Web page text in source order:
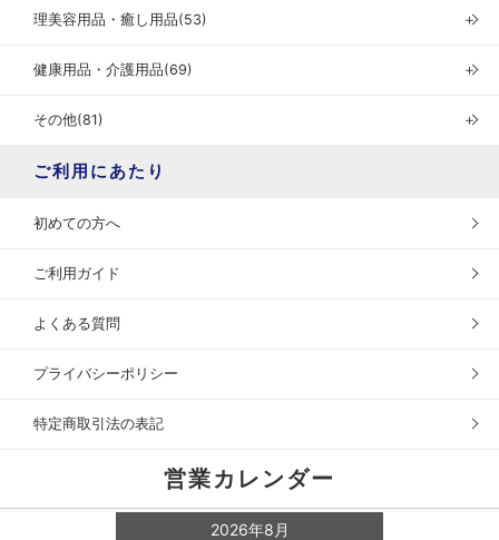
理美容用品・癒し用品(53) ＋
健康用品・介護用品(69) ＋
その他(81) ＋
ご利用にあたり
初めての方へ
ご利用ガイド
よくある質問
プライバシーポリシー
特定商取引法の表記
営業カレンダー
2026年8月